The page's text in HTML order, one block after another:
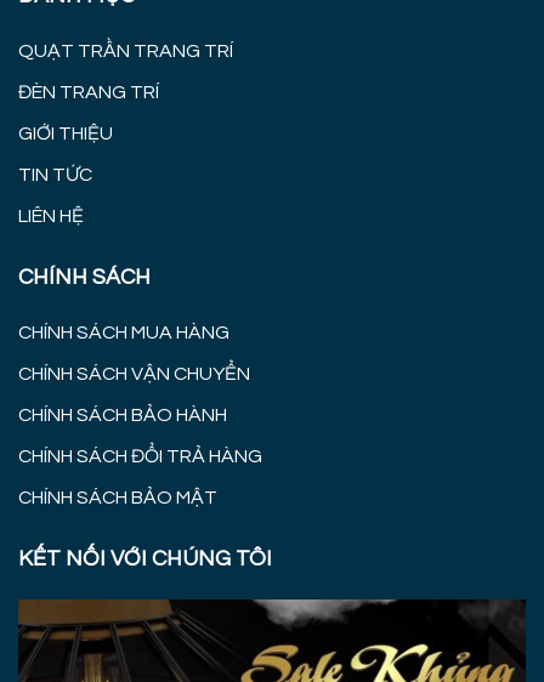
QUẠT TRẦN TRANG TRÍ
ĐÈN TRANG TRÍ
GIỚI THIỆU
TIN TỨC
LIÊN HỆ
CHÍNH SÁCH
CHÍNH SÁCH MUA HÀNG
CHÍNH SÁCH VẬN CHUYỂN
CHÍNH SÁCH BẢO HÀNH
CHÍNH SÁCH ĐỔI TRẢ HÀNG
CHÍNH SÁCH BẢO MẬT
KẾT NỐI VỚI CHÚNG TÔI